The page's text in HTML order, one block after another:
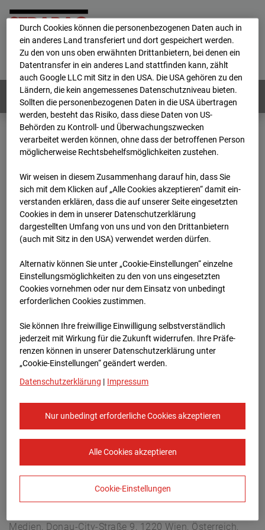
Home E-Mail Impressum
Login
Deutsch / English
Webcams: Alle Länder
Home
Deutschland
BC-162 - Strabag - BV-H3ö
Archiv
2025
10
03 19:20
BC-162 - Strabag - BV-
H3ö
Buchholzerstraße 102, 30655 Hannover
Zur Übersicht
Europe/Berlin
Medien, Donau-City-Straße 9, 1220 Wien, Österreich,
Durch Cookies können die personenbezogenen Daten auch in
ein anderes Land transferiert und dort gespeichert werden.
Zu den von uns oben erwähnten Drittanbietern, bei denen ein
Datentransfer in ein anderes Land stattfinden kann, zählt
auch Google LLC mit Sitz in den USA. Die USA gehören zu den
Ländern, die kein angemessenes Datenschutzniveau bieten.
Sollten die personenbezogenen Daten in die USA übertragen
werden, besteht das Risiko, dass diese Daten von US-
Behörden zu Kontroll- und Überwachungszwecken
verarbeitet werden können, ohne dass der betroffenen Person
möglicherweise Rechtsbehelfsmöglichkeiten zustehen.
Wir weisen in diesem Zusammenhang darauf hin, dass Sie
sich mit dem Klicken auf „Alle Cookies akzeptieren“ damit ein­
ver­standen erklären, dass die auf unserer Seite eingesetzten
Cookies in dem in unserer Datenschutzerklärung
dargestellten Umfang von uns und von den Drittanbietern
(auch mit Sitz in den USA) verwendet werden dürfen.
Alternativ können Sie unter „Cookie-Einstellungen“ einzelne
Einstellungsmöglichkeiten zu den von uns eingesetzten
Cookies vornehmen oder nur dem Einsatz von unbedingt
erforderlichen Cookies zustimmen.
Sie können Ihre freiwillige Einwilligung selbstverständlich
jederzeit mit Wirkung für die Zukunft widerrufen. Ihre Prä­fe­
renzen können in unserer Datenschutzerklärung unter
„Cookie-Einstellungen“ geändert werden.
Datenschutzerklärung | Impressum
Nur unbedingt erforderliche Cookies akzeptieren
Alle Cookies akzeptieren
Cookie-Einstellungen